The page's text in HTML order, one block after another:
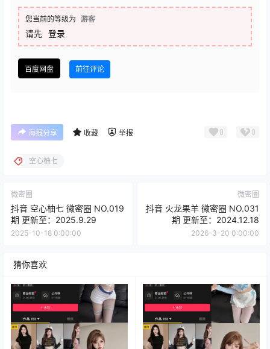
您当前的等级为 游客
请先 登录
百度网盘 前往评论
海报分享 收藏 举报 0 0
空心柚七
微密圈
抖音 空心柚七 微密圈 NO.019
期 更新至：2025.9.29
2025-10-18 0:00:00
微密圈
抖音 火龙果羊 微密圈 NO.031
期 更新至：2024.12.18
2026-3-20 0:00:00
猜你喜欢